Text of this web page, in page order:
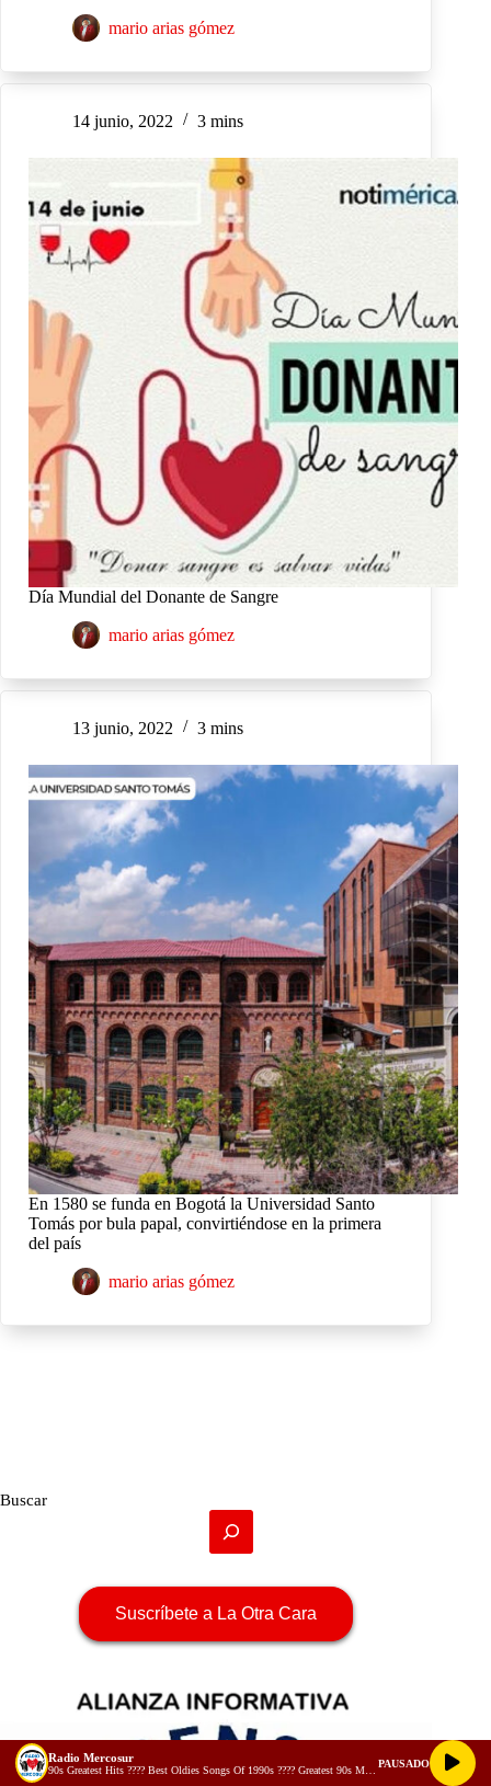
mario arias gómez
14 junio, 2022 3 mins
Día Mundial del Donante de Sangre
mario arias gómez
13 junio, 2022 3 mins
En 1580 se funda en Bogotá la Universidad Santo
Tomás por bula papal, convirtiéndose en la primera
del país
mario arias gómez
Buscar
Suscríbete a La Otra Cara
Radio Mercosur
90s Greatest Hits ???? Best Oldies Songs Of 1990s ???? Greatest 90s Music Hits (128 kbps)
PAUSADO